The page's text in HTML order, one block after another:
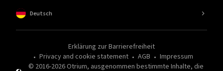
© 2016-2026Otrium, ausgenommen bestimmte Inhalte, die
Erklärung zur Barrierefreiheit
Privacy and cookie statement
AGB Impressum
Deutsch